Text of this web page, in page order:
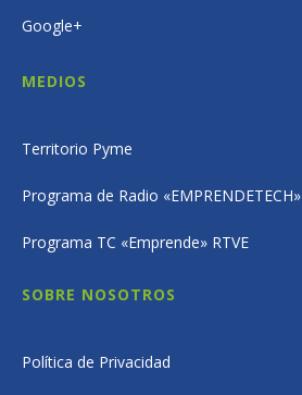
Google+
MEDIOS
Territorio Pyme
Programa de Radio «EMPRENDETECH»
Programa TC «Emprende» RTVE
SOBRE NOSOTROS
Política de Privacidad